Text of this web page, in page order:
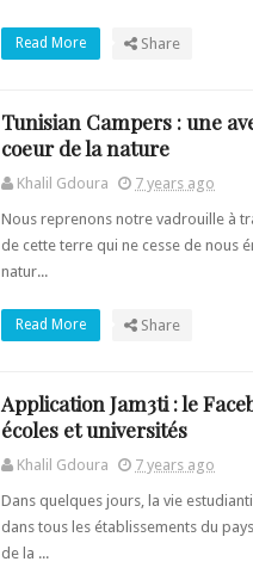
Read More Share
Tunisian Campers : une
coeur de la nature
Khalil Gdoura
7 years ago
Nous reprenons notre vadrouille à
de cette terre qui ne cesse de nous
natur...
Read More Share
Application Jam3ti : le
écoles et universités
Khalil Gdoura
7 years ago
Dans quelques jours, la vie
dans tous les établissements du
de la ...